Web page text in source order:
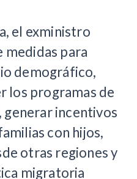
el exministro
medidas para
demográfico,
los programas de
incentivos
con hijos,
otras regiones y
migratoria